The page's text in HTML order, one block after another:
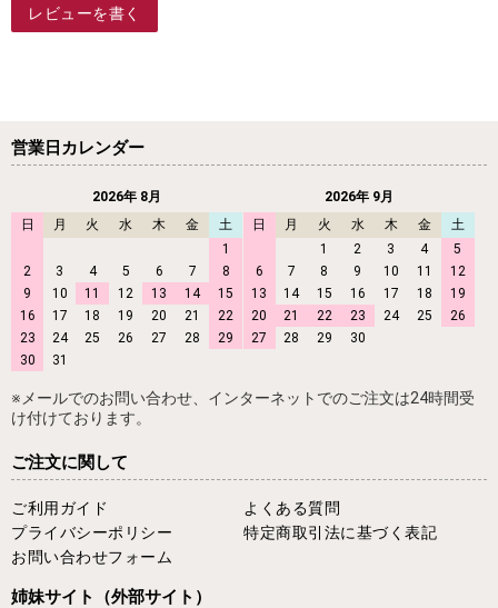
レビューを書く
営業日カレンダー
2026年 8月
日
月 火 水 木 金
土
1
2
3 4 5 6 7
8
9
10 11 12 13 14
15
16
17 18 19 20 21
22
23
24 25 26 27 28
29
30
31
2026年 9月
日
月 火 水 木 金
土
1
2 3 4
5
6
7 8 9 10 11
12
13
14 15 16 17 18
19
20
21 22 23 24 25
26
27
28 29 30
※メールでのお問い合わせ、インターネットでのご注文は24時間受
け付けております。
ご注文に関して
ご利用ガイド
よくある質問
プライバシーポリシー
特定商取引法に基づく表記
お問い合わせフォーム
姉妹サイト （外部サイト）